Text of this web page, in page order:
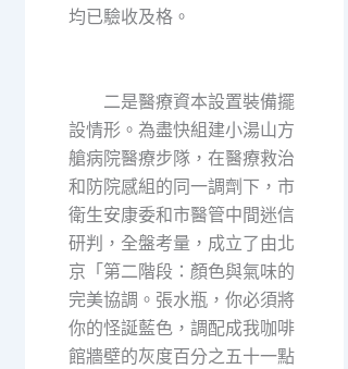
均已驗收及格。
二是醫療資本設置裝備擺
設情形。為盡快組建小湯山方
艙病院醫療步隊，在醫療救治
和防院感組的同一調劑下，市
衛生安康委和市醫管中間迷信
研判，全盤考量，成立了由北
京「第二階段：顏色與氣味的
完美協調。張水瓶，你必須將
你的怪誕藍色，調配成我咖啡
館牆壁的灰度百分之五十一點